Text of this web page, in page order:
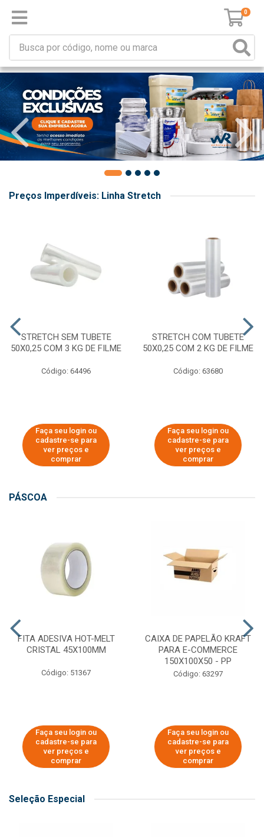
0
Preços Imperdíveis: Linha Stretch
STRETCH SEM TUBETE
50X0,25 COM 3 KG DE FILME
Código: 64496
Faça seu login ou
cadastre-se para
ver preços e
comprar
STRETCH COM TUBETE
50X0,25 COM 2 KG DE FILME
Código: 63680
Faça seu login ou
cadastre-se para
ver preços e
comprar
PÁSCOA
FITA ADESIVA HOT-MELT
CRISTAL 45X100MM
Código: 51367
Faça seu login ou
cadastre-se para
ver preços e
comprar
CAIXA DE PAPELÃO KRAFT
PARA E-COMMERCE
150X100X50 - PP
Código: 63297
Faça seu login ou
cadastre-se para
ver preços e
comprar
Seleção Especial